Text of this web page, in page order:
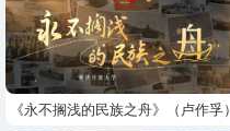
《永不搁浅的民族之舟》（卢作孚）